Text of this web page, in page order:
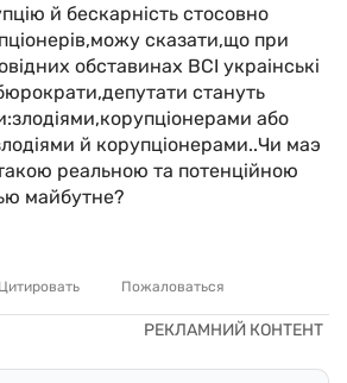
й бескарнiсть стосовно
сказати,що при
обставинах ВСI украiнськi
стануть
або
й корупцiонерами..Чи маэ
реальною та потенцiйною
майбутне?
Цитировать Пожаловаться